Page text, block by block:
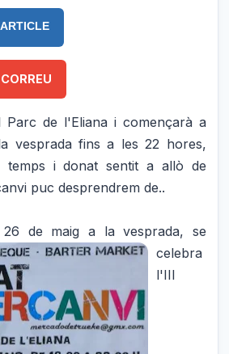
Parc de l'Eliana i començarà a
vesprada fins a les 22 hores,
temps i donat sentit a allò de
puc desprendrem de..
de maig a la vesprada, se
celebra
l'III